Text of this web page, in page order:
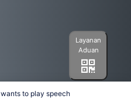
Layanan
Aduan
wants to play speech